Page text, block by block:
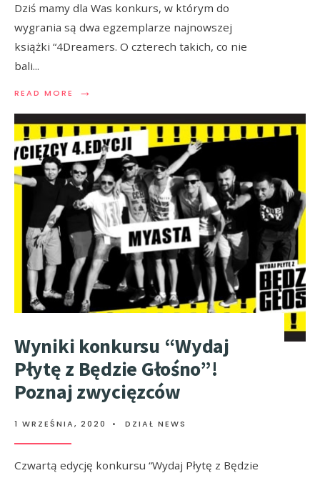
Dziś mamy dla Was konkurs, w którym do
wygrania są dwa egzemplarze najnowszej
książki “4Dreamers. O czterech takich, co nie
bali...
READ MORE →
Wyniki konkursu “Wydaj
Płytę z Będzie Głośno”!
Poznaj zwycięzców
1 WRZEŚNIA, 2020 • DZIAŁ NEWS
Czwartą edycję konkursu “Wydaj Płytę z Będzie